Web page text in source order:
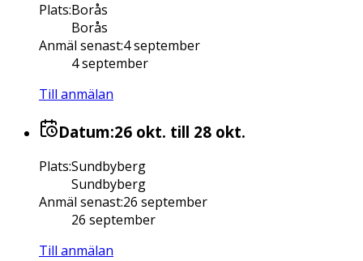
Plats:Borås
Borås
Anmäl senast:4 september
4 september
Till anmälan
Datum:26 okt. till 28 okt.
Plats:Sundbyberg
Sundbyberg
Anmäl senast:26 september
26 september
Till anmälan